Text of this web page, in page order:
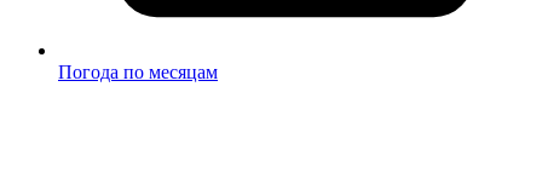
Погода по месяцам